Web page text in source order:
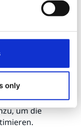
only
um die